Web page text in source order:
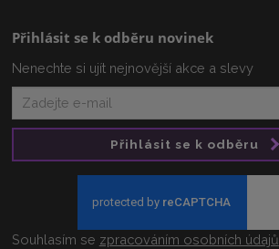
Přihlásit se k odběru novinek
Nenechte si ujít nejnovější akce a slevy
Přihlásit se k odběru
Souhlasím se zpracováním osobních údajů